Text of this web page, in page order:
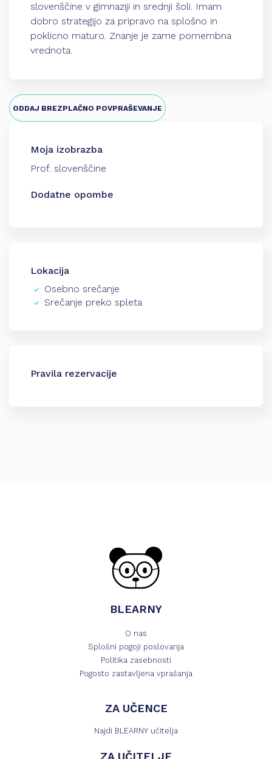
slovenščine v gimnaziji in srednji šoli. Imam
dobro strategijo za pripravo na splošno in
poklicno maturo. Znanje je zame pomembna
vrednota.
ODDAJ BREZPLAČNO POVPRAŠEVANJE
Moja izobrazba
Prof. slovenščine
Dodatne opombe
Lokacija
Osebno srečanje
Srečanje preko spleta
Pravila rezervacije
BLEARNY
O nas
Splošni pogoji poslovanja
Politika zasebnosti
Pogosto zastavljena vprašanja
ZA UČENCE
Najdi BLEARNY učitelja
ZA UČITELJE